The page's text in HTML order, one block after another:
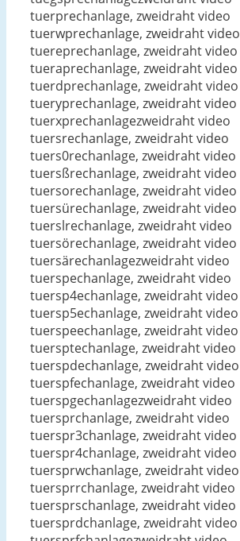
tuerprechanlage, zweidraht video
tuerwprechanlage, zweidraht video
tuereprechanlage, zweidraht video
tueraprechanlage, zweidraht video
tuerdprechanlage, zweidraht video
tueryprechanlage, zweidraht video
tuerxprechanlagezweidraht video
tuersrechanlage, zweidraht video
tuers0rechanlage, zweidraht video
tuersßrechanlage, zweidraht video
tuersorechanlage, zweidraht video
tuersürechanlage, zweidraht video
tuerslrechanlage, zweidraht video
tuersörechanlage, zweidraht video
tuersärechanlagezweidraht video
tuerspechanlage, zweidraht video
tuersp4echanlage, zweidraht video
tuersp5echanlage, zweidraht video
tuerspeechanlage, zweidraht video
tuersptechanlage, zweidraht video
tuerspdechanlage, zweidraht video
tuerspfechanlage, zweidraht video
tuerspgechanlagezweidraht video
tuersprchanlage, zweidraht video
tuerspr3chanlage, zweidraht video
tuerspr4chanlage, zweidraht video
tuersprwchanlage, zweidraht video
tuersprrchanlage, zweidraht video
tuersprschanlage, zweidraht video
tuersprdchanlage, zweidraht video